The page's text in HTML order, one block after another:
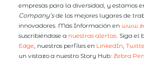
empresas para la diversidad, y estamos
Company’sde los mejores lugares de
innovadores. Más Información en
suscribiéndose a nuestras alertas. Siga el
Edge, nuestros perfiles en LinkedIn,
un vistazo a nuestro Story Hub: Zebra